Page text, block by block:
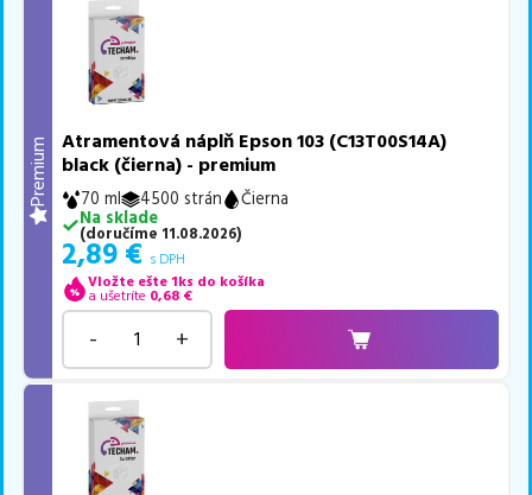
Premium
Atramentová náplň Epson 103 (C13T00S14A)
black (čierna) - premium
70 ml 4500 strán
Čierna
Na sklade
(doručíme 11.08.2026)
2,89 € s DPH
Vložte ešte 1ks do košíka
a ušetríte 0,68 €
- +